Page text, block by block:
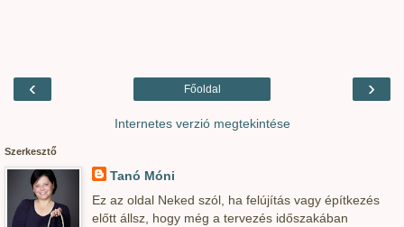
‹ ›
Főoldal
Internetes verzió megtekintése
Szerkesztő
Tanó Móni
Ez az oldal Neked szól, ha felújítás vagy építkezés
előtt állsz, hogy még a tervezés időszakában